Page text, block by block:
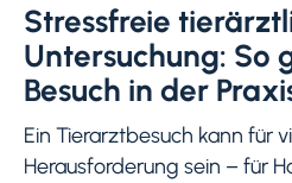
Stressfreie
Untersuchung: So
Besuch in der
Ein Tierarztbesuch kann für
Herausforderung sein – für